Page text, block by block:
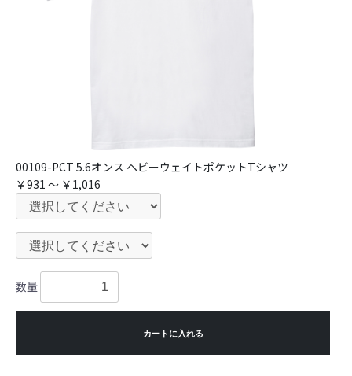
00109-PCT 5.6オンス ヘビーウェイトポケットTシャツ
￥931 ～ ￥1,016
数量
カートに入れる